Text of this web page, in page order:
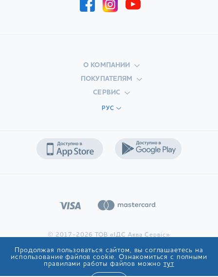
О КОМПАНИИ
ПОКУПАТЕЛЯМ
СЕРВИС
РУС
© 2017-2026 ТОВ «ІДС Аква Сервіс»
Продолжая пользоваться сайтом, вы соглашаетесь на
использование файлов cookie. Ознакомиться с полными
правилами работы файлов можно тут